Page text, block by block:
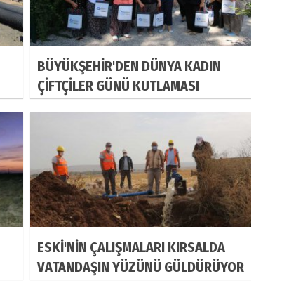
BÜYÜKŞEHİR'DEN DÜNYA KADIN
ÇİFTÇİLER GÜNÜ KUTLAMASI
ESKİ'NİN ÇALIŞMALARI KIRSALDA
VATANDAŞIN YÜZÜNÜ GÜLDÜRÜYOR